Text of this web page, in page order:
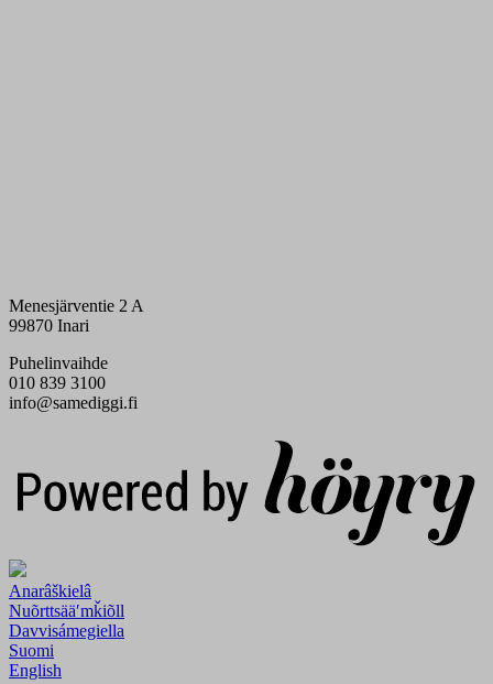
Menesjärventie 2 A
99870 Inari
Puhelinvaihde
010 839 3100
info@samediggi.fi
Anarâškielâ
Nuõrttsääʹmǩiõll
Davvisámegiella
Suomi
English